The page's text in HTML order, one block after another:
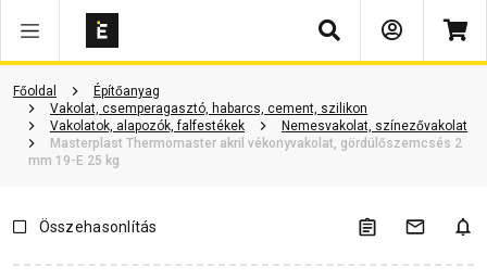
Keresés
Főoldal
Építőanyag
Vakolat, csemperagasztó, habarcs, cement, szilikon
Vakolatok, alapozók, falfestékek
Nemesvakolat, színezővakolat
Masterplast Thermomaster akril vékonyvakolat, gördülőszemcsés 2
mm 19-E 25 kg
Vásárlói vélemények Kérdések és válaszok Kapcsolódó cikkek
Összehasonlítás